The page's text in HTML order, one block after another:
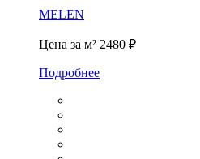
MELEN
Цена за м² 2480 ₽
Подробнее